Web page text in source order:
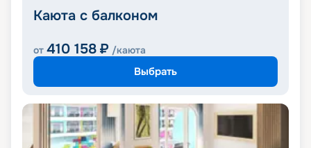
Каюта с балконом
от 410 158 ₽ /каюта
Выбрать